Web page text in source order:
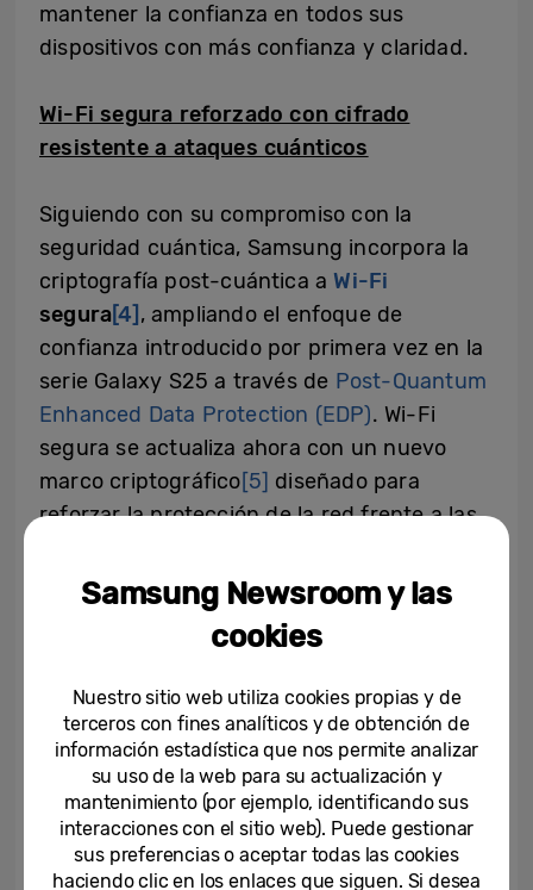
mantener la confianza en todos sus
dispositivos con más confianza y claridad.
Wi-Fi segura reforzado con cifrado
resistente a ataques cuánticos
Siguiendo con su compromiso con la
seguridad cuántica, Samsung incorpora la
criptografía post-cuántica aWi-Fi
segura[4] , ampliando el enfoque de
confianza introducido por primera vez en la
serie Galaxy S25 a través de Post-Quantum
Enhanced Data Protection (EDP). Wi-Fi
segura se actualiza ahora con un nuevo
marco criptográfico[5] diseñado para
reforzar la protección de la red frente a las
previstas en la era de la computación
cuántica. Esta mejora asegura el proceso de
intercambio de claves en el núcleo de las
una privacidad sólida incluso en redes
públicas.
La computación cuántica, una vez
plenamente desarrollada, podría minar
muchos de los métodos actuales de
Samsung Newsroom y las
cookies
Nuestro sitio web utiliza cookies propias y de
terceros con fines analíticos y de obtención de
información estadística que nos permite analizar
su uso de la web para su actualización y
mantenimiento (por ejemplo, identificando sus
interacciones con el sitio web). Puede gestionar
sus preferencias o aceptar todas las cookies
haciendo clic en los enlaces que siguen. Si desea